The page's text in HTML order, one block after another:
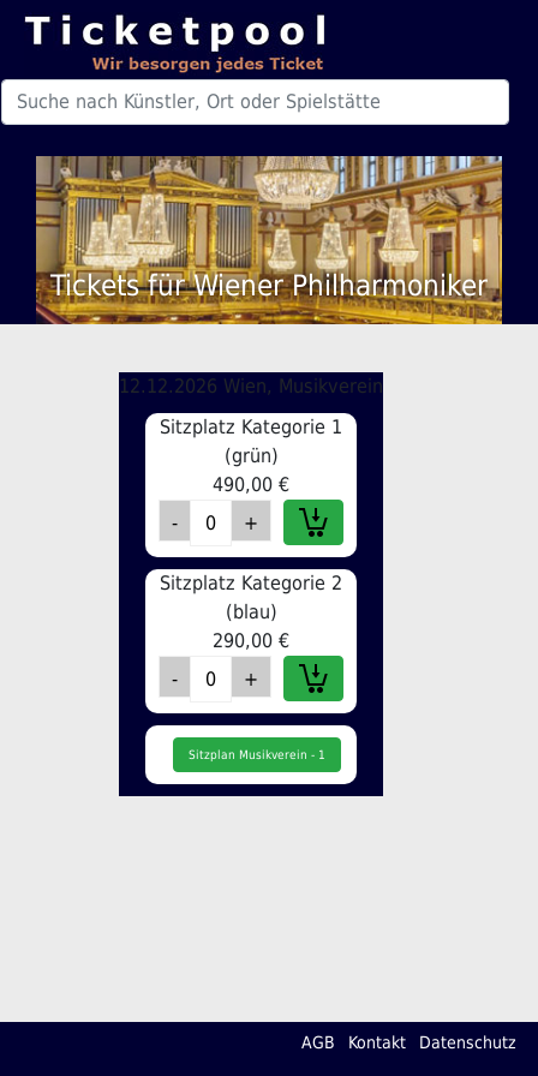
Tickets für Wiener Philharmoniker
12.12.2026 Wien, Musikverein
Sitzplatz Kategorie 1
(grün)
490,00 €
Sitzplatz Kategorie 2
(blau)
290,00 €
Sitzplan Musikverein - 1
AGB Kontakt Datenschutz